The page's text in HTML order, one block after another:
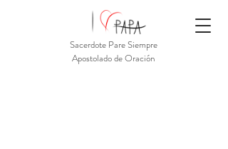
Sacerdote Pare Siempre
Apostolado de Oración